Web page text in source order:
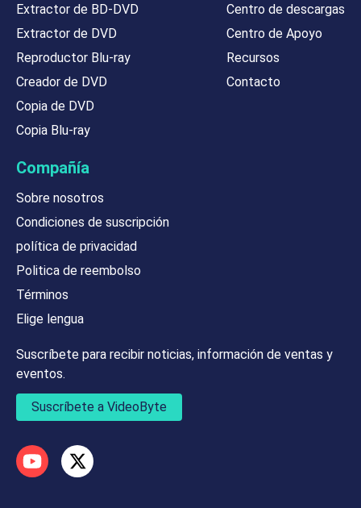
Extractor de BD-DVD
Extractor de DVD
Reproductor Blu-ray
Creador de DVD
Copia de DVD
Copia Blu-ray
Centro de descargas
Centro de Apoyo
Recursos
Contacto
Compañía
Sobre nosotros
Condiciones de suscripción
política de privacidad
Politica de reembolso
Términos
Elige lengua
Suscríbete para recibir noticias, información de ventas y
eventos.
Suscríbete a VideoByte